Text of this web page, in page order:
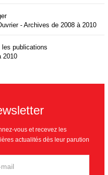
- Archives de 2008 à 2010
publications
2010
vous et recevez les
actualités dès leur parution